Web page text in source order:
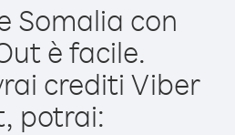
Somalia con
è facile.
crediti Viber
potrai: